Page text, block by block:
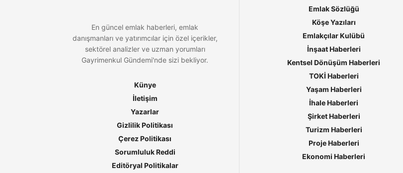
En güncel emlak haberleri, emlak
danışmanları ve yatırımcılar için özel içerikler,
sektörel analizler ve uzman yorumları
Gayrimenkul Gündemi'nde sizi bekliyor.
Künye
İletişim
Yazarlar
Gizlilik Politikası
Çerez Politikası
Sorumluluk Reddi
Editöryal Politikalar
Emlak Sözlüğü
Köşe Yazıları
Emlakçılar Kulübü
İnşaat Haberleri
Kentsel Dönüşüm Haberleri
TOKİ Haberleri
Yaşam Haberleri
İhale Haberleri
Şirket Haberleri
Turizm Haberleri
Proje Haberleri
Ekonomi Haberleri